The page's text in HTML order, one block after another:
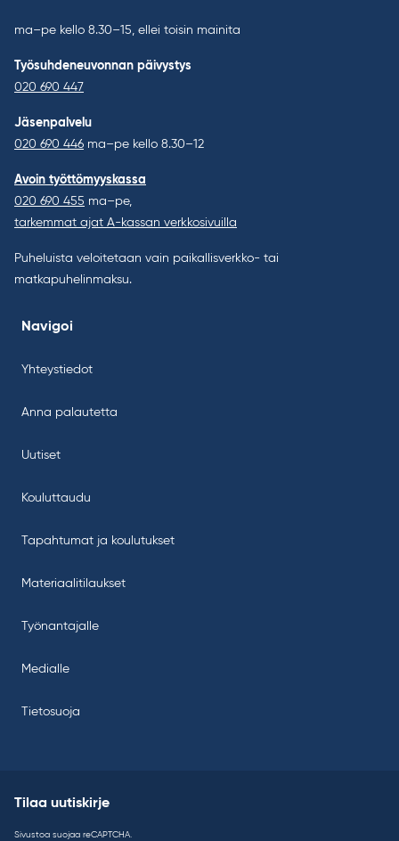
ma–pe kello 8.30–15, ellei toisin mainita
Työsuhdeneuvonnan päivystys
020 690 447
Jäsenpalvelu
020 690 446 ma–pe kello 8.30–12
Avoin työttömyyskassa
020 690 455 ma–pe,
tarkemmat ajat A-kassan verkkosivuilla
Puheluista veloitetaan vain paikallisverkko- tai
matkapuhelinmaksu.
Navigoi
Yhteystiedot
Anna palautetta
Uutiset
Kouluttaudu
Tapahtumat ja koulutukset
Materiaalitilaukset
Työnantajalle
Medialle
Tietosuoja
Tilaa uutiskirje
Sivustoa suojaa reCAPTCHA.